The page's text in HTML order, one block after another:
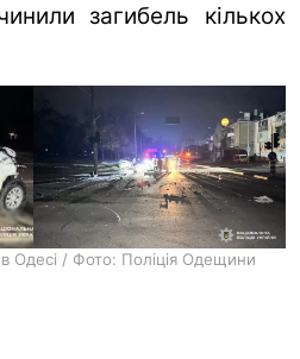
загибель кількох
Одесі / Фото: Поліція Одещини